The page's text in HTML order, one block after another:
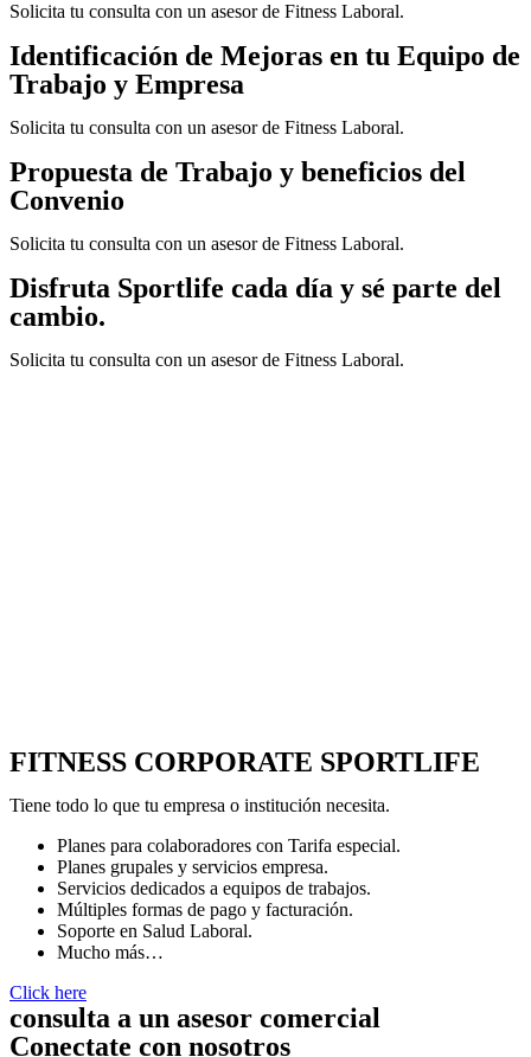
Solicita tu consulta con un asesor de Fitness Laboral.
Identificación de Mejoras en tu Equipo de
Trabajo y Empresa
Solicita tu consulta con un asesor de Fitness Laboral.
Propuesta de Trabajo y beneficios del
Convenio
Solicita tu consulta con un asesor de Fitness Laboral.
Disfruta Sportlife cada día y sé parte del
cambio.
Solicita tu consulta con un asesor de Fitness Laboral.
FITNESS CORPORATE SPORTLIFE
Tiene todo lo que tu empresa o institución necesita.
Planes para colaboradores con Tarifa especial.
Planes grupales y servicios empresa.
Servicios dedicados a equipos de trabajos.
Múltiples formas de pago y facturación.
Soporte en Salud Laboral.
Mucho más…
Click here
consulta a un asesor comercial
Conectate con nosotros